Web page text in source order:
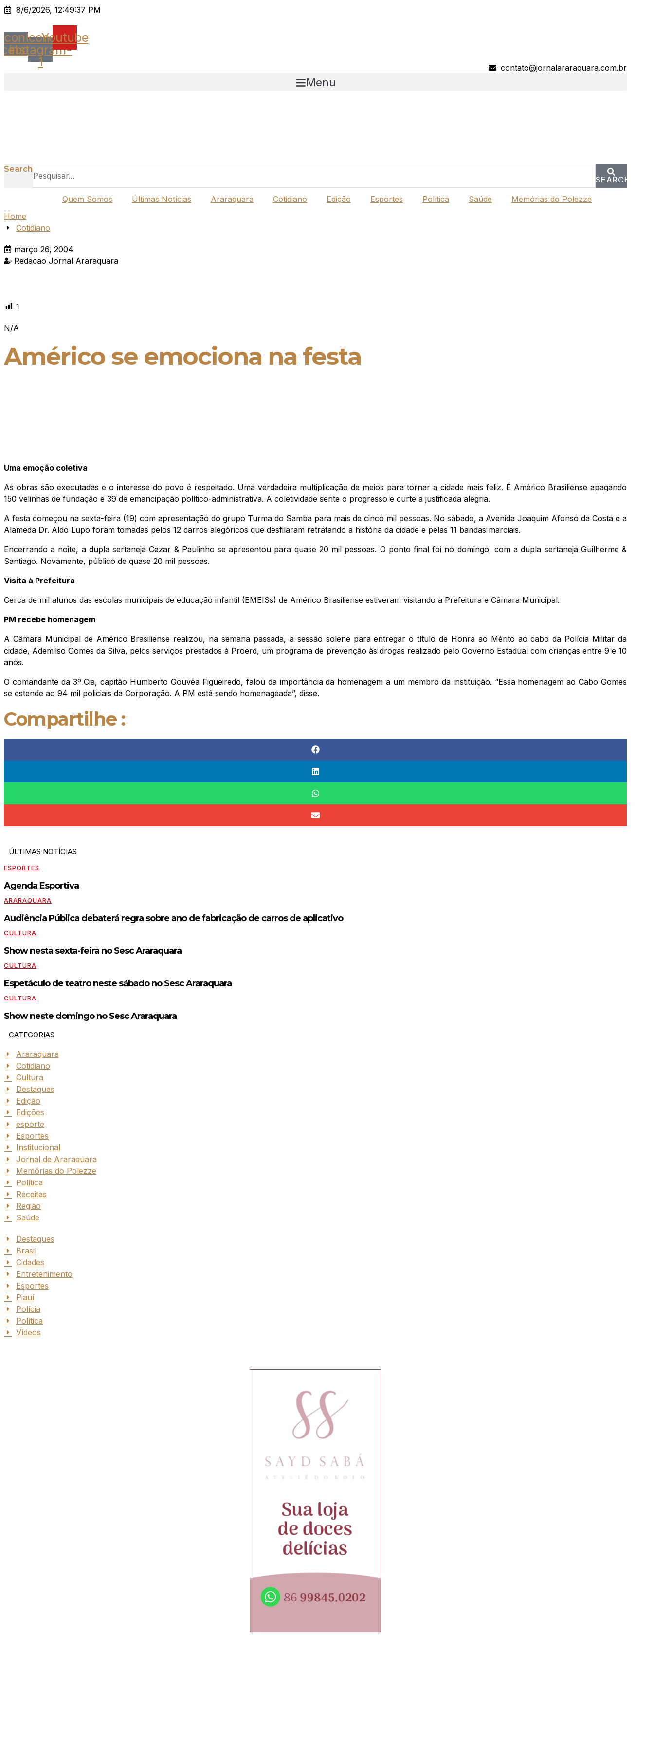
Ir
o
conteúdo
8/6/2026, 12:49:37 PM
Icon-Icon-
instagram-
1
Youtube
contato@jornalararaquara.com.br
Menu
Search
SEARCH
Quem Somos
Últimas Notícias Araraquara Cotidiano Edição Esportes Política Saúde
Memórias do Polezze
Home
Cotidiano
março 26, 2004
Redacao Jornal Araraquara
1
N/A
Américo se emociona na festa
Uma emoção coletiva
As obras são executadas e o interesse do povo é respeitado. Uma verdadeira multiplicação de meios para tornar a cidade mais feliz. É Américo Brasiliense apagando
150 velinhas de fundação e 39 de emancipação político-administrativa. A coletividade sente o progresso e curte a justificada alegria.
A festa começou na sexta-feira (19) com apresentação do grupo Turma do Samba para mais de cinco mil pessoas. No sábado, a Avenida Joaquim Afonso da Costa e a
Alameda Dr. Aldo Lupo foram tomadas pelos 12 carros alegóricos que desfilaram retratando a história da cidade e pelas 11 bandas marciais.
Encerrando a noite, a dupla sertaneja Cezar & Paulinho se apresentou para quase 20 mil pessoas. O ponto final foi no domingo, com a dupla sertaneja Guilherme &
Santiago. Novamente, público de quase 20 mil pessoas.
Visita à Prefeitura
Cerca de mil alunos das escolas municipais de educação infantil (EMEISs) de Américo Brasiliense estiveram visitando a Prefeitura e Câmara Municipal.
PM recebe homenagem
A Câmara Municipal de Américo Brasiliense realizou, na semana passada, a sessão solene para entregar o título de Honra ao Mérito ao cabo da Polícia Militar da
cidade, Ademilso Gomes da Silva, pelos serviços prestados à Proerd, um programa de prevenção às drogas realizado pelo Governo Estadual com crianças entre 9 e 10
anos.
O comandante da 3º Cia, capitão Humberto Gouvêa Figueiredo, falou da importância da homenagem a um membro da instituição. “Essa homenagem ao Cabo Gomes
se estende ao 94 mil policiais da Corporação. A PM está sendo homenageada”, disse.
Compartilhe :
ÚLTIMAS NOTÍCIAS
ESPORTES
Agenda Esportiva
ARARAQUARA
Audiência Pública debaterá regra sobre ano de fabricação de carros de aplicativo
CULTURA
Show nesta sexta-feira no Sesc Araraquara
CULTURA
Espetáculo de teatro neste sábado no Sesc Araraquara
CULTURA
Show neste domingo no Sesc Araraquara
CATEGORIAS
Araraquara
Cotidiano
Cultura
Destaques
Edição
Edições
esporte
Esportes
Institucional
Jornal de Araraquara
Memórias do Polezze
Política
Receitas
Região
Saúde
Destaques
Brasil
Cidades
Entretenimento
Esportes
Piauí
Polícia
Política
Vídeos